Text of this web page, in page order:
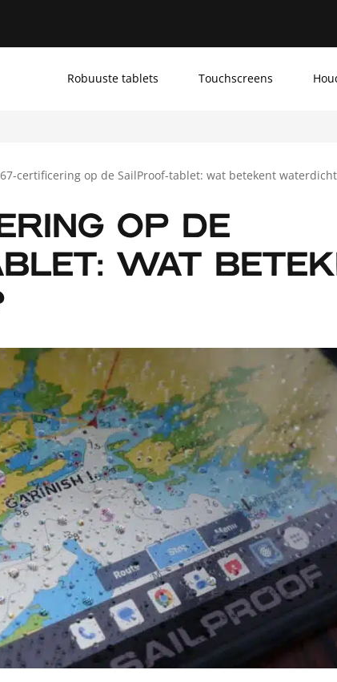
Robuuste tablets Touchscreens
certificering op de SailProof-tablet: wat betekent
OP DE
WAT